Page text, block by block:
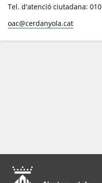
Tel. d'atenció ciutadana: 010
oac@cerdanyola.cat